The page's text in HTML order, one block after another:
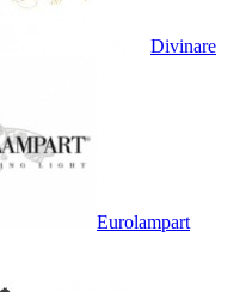
Divinare
Eurolampart